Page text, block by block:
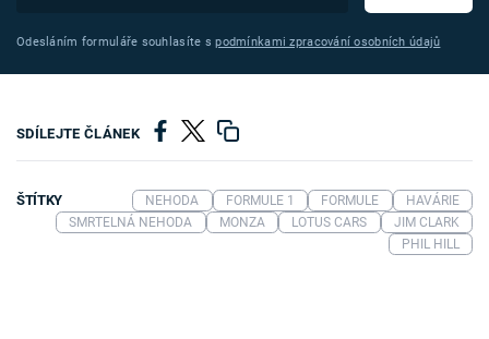
Odesláním formuláře souhlasíte spodmínkami zpracování osobních údajů
SDÍLEJTE ČLÁNEK
ŠTÍTKY NEHODA FORMULE 1 FORMULE
HAVÁRIE
SMRTELNÁ NEHODA
MONZA LOTUS CARS
JIM CLARK
PHIL HILL